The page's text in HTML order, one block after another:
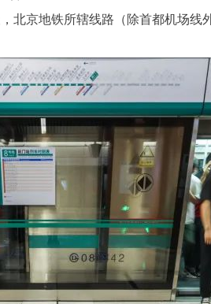
京地铁所辖线路（除首都机场线